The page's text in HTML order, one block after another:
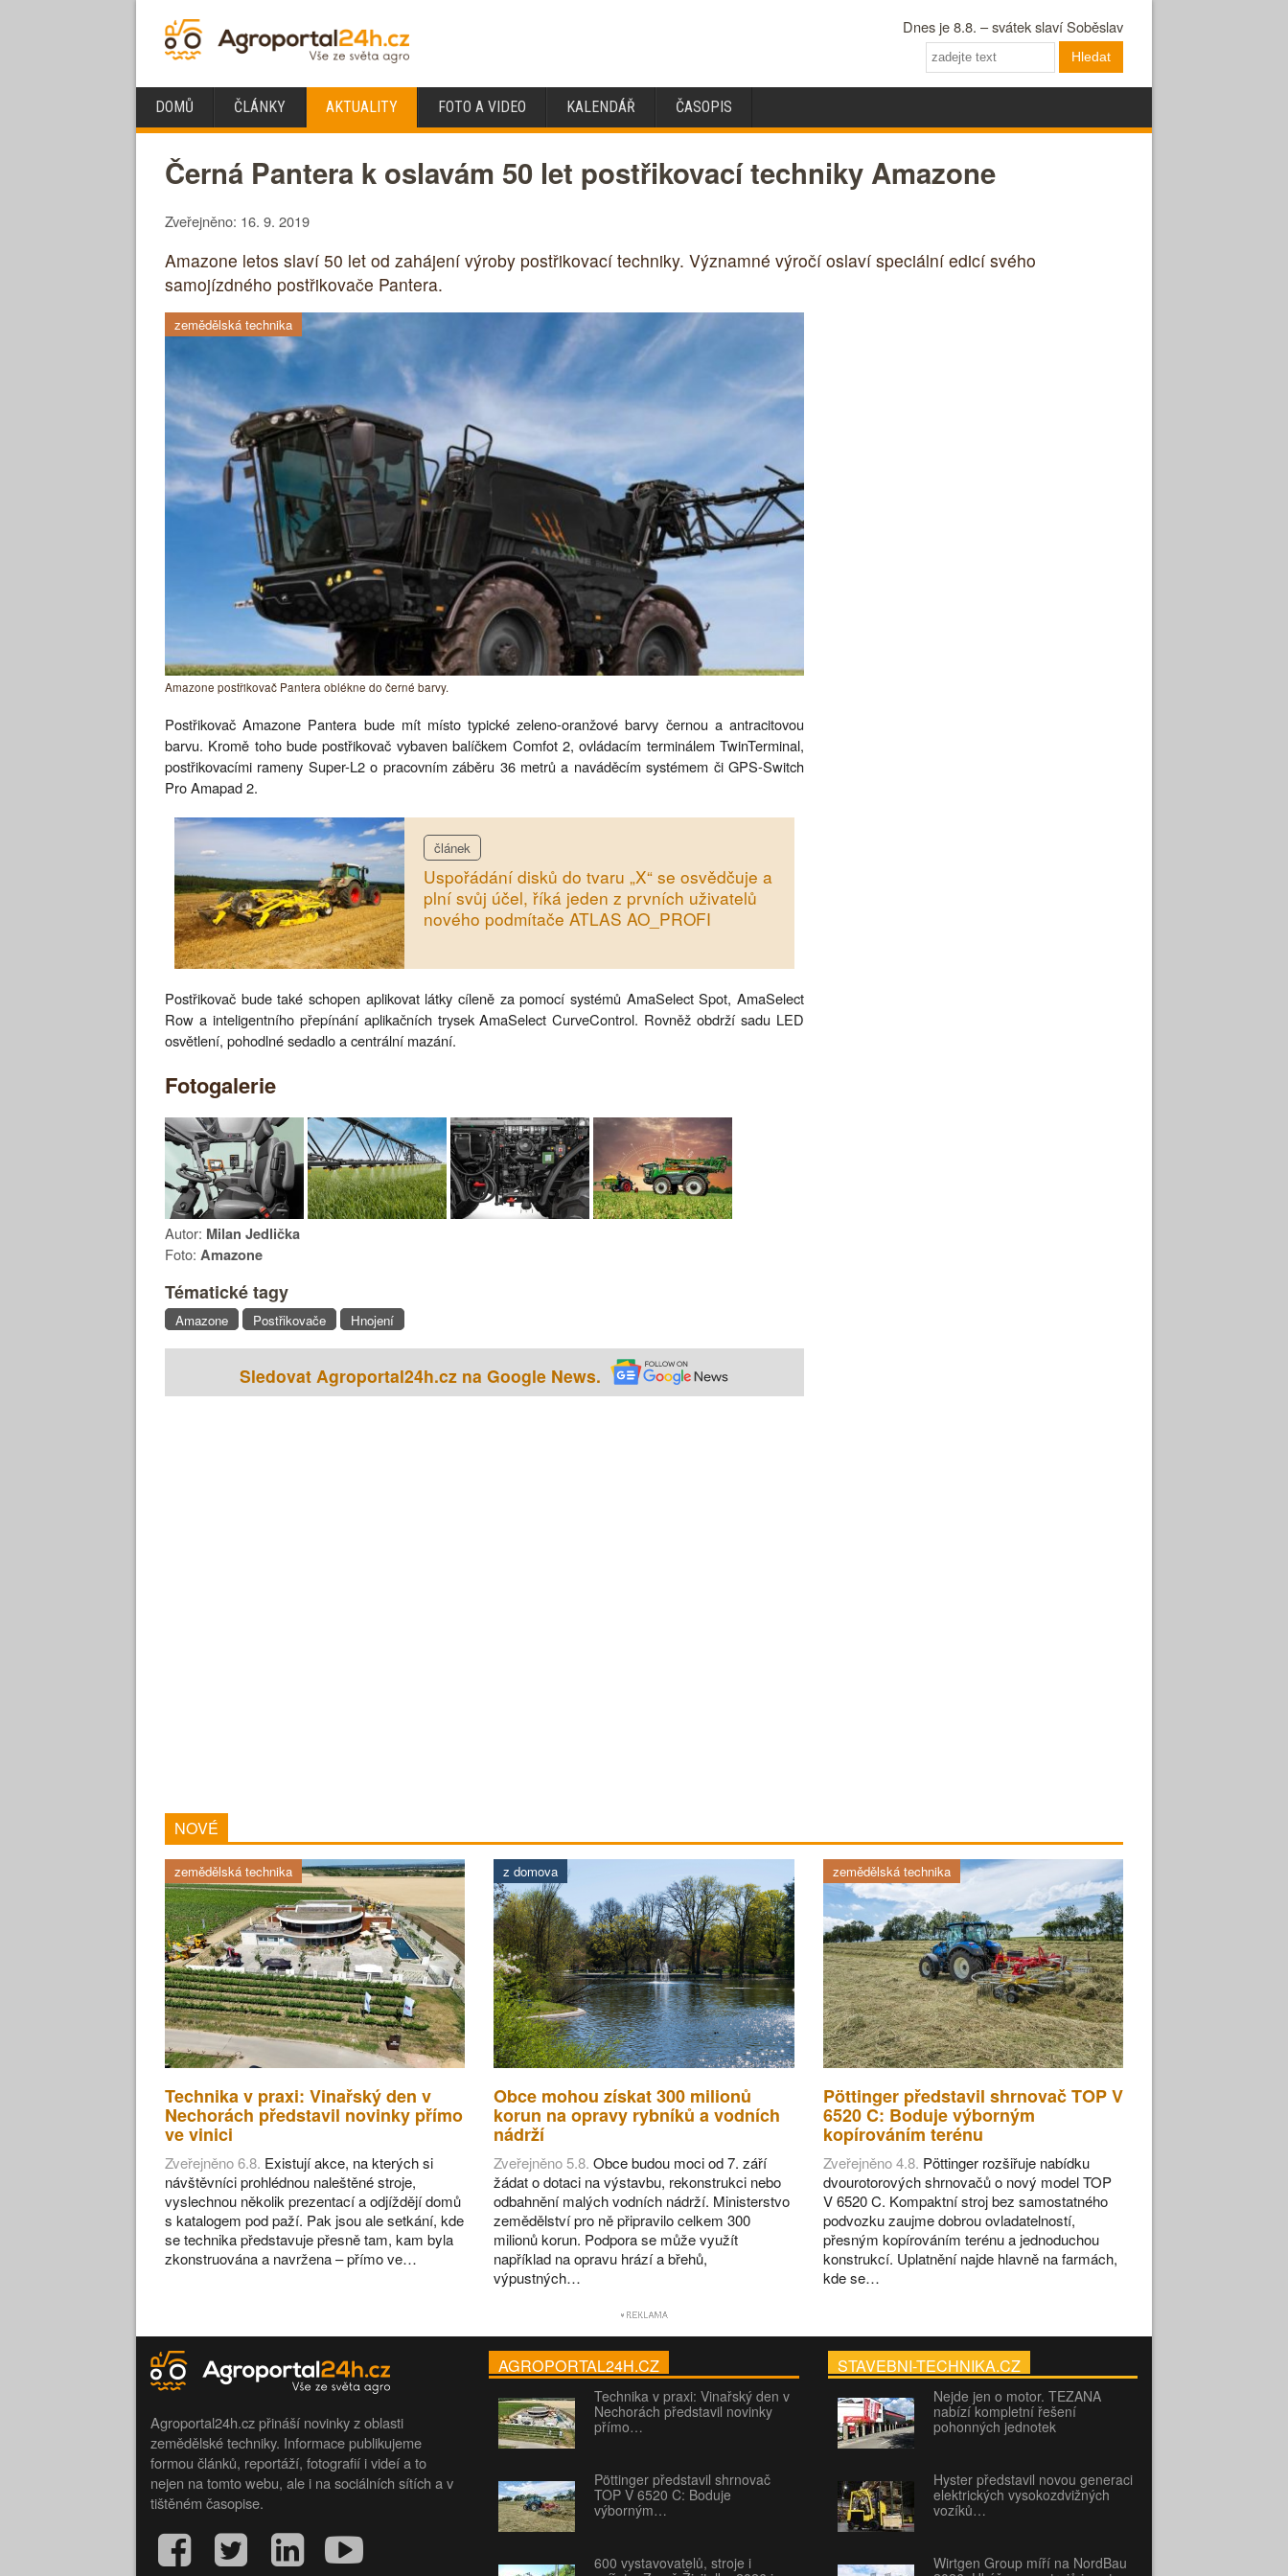
Dnes je 8.8. – svátek slaví Soběslav
Hledat
DOMŮ ČLÁNKY AKTUALITY FOTO A VIDEO KALENDÁŘ ČASOPIS
Černá Pantera k oslavám 50 let postřikovací techniky Amazone
Zveřejněno: 16. 9. 2019
Amazone letos slaví 50 let od zahájení výroby postřikovací techniky. Významné výročí oslaví speciální edicí svého
samojízdného postřikovače Pantera.
zemědělská technika
Amazone postřikovač Pantera oblékne do černé barvy.
Postřikovač Amazone Pantera bude mít místo typické zeleno-oranžové barvy černou a antracitovou
barvu. Kromě toho bude postřikovač vybaven balíčkem Comfot 2, ovládacím terminálem TwinTerminal,
postřikovacími rameny Super-L2 o pracovním záběru 36 metrů a naváděcím systémem či GPS-Switch
Pro Amapad 2.
článek
Uspořádání disků do tvaru „X“ se osvědčuje a
plní svůj účel, říká jeden z prvních uživatelů
nového podmítače ATLAS AO_PROFI
Postřikovač bude také schopen aplikovat látky cíleně za pomocí systémů AmaSelect Spot, AmaSelect
Row a inteligentního přepínání aplikačních trysek AmaSelect CurveControl. Rovněž obdrží sadu LED
osvětlení, pohodlné sedadlo a centrální mazání.
Fotogalerie
Autor: Milan Jedlička
Foto: Amazone
Tématické tagy
Amazone Postřikovače Hnojení
Sledovat Agroportal24h.cz na Google News.
NOVÉ
zemědělská technika
Technika v praxi: Vinařský den v
Nechorách představil novinky přímo
ve vinici
Zveřejněno 6.8. Existují akce, na kterých si
návštěvníci prohlédnou naleštěné stroje,
vyslechnou několik prezentací a odjíždějí domů
s katalogem pod paží. Pak jsou ale setkání, kde
se technika představuje přesně tam, kam byla
zkonstruována a navržena – přímo ve…
z domova
Obce mohou získat 300 milionů
korun na opravy rybníků a vodních
nádrží
Zveřejněno 5.8. Obce budou moci od 7. září
žádat o dotaci na výstavbu, rekonstrukci nebo
odbahnění malých vodních nádrží. Ministerstvo
zemědělství pro ně připravilo celkem 300
milionů korun. Podpora se může využít
například na opravu hrází a břehů,
výpustných…
zemědělská technika
Pöttinger představil shrnovač TOP V
6520 C: Boduje výborným
kopírováním terénu
Zveřejněno 4.8. Pöttinger rozšiřuje nabídku
dvourotorových shrnovačů o nový model TOP
V 6520 C. Kompaktní stroj bez samostatného
podvozku zaujme dobrou ovladatelností,
přesným kopírováním terénu a jednoduchou
konstrukcí. Uplatnění najde hlavně na farmách,
kde se…
Agroportal24h.cz přináší novinky z oblasti
zemědělské techniky. Informace publikujeme
formou článků, reportáží, fotografií i videí a to
nejen na tomto webu, ale i na sociálních sítích a v
tištěném časopise.
AGROPORTAL24H.CZ
Technika v praxi: Vinařský den v
Nechorách představil novinky
přímo…
Pöttinger představil shrnovač
TOP V 6520 C: Boduje
výborným…
600 vystavovatelů, stroje i
STAVEBNI-TECHNIKA.CZ
Nejde jen o motor. TEZANA
nabízí kompletní řešení
pohonných jednotek
Hyster představil novou generaci
elektrických vysokozdvižných
vozíků…
Wirtgen Group míří na NordBau